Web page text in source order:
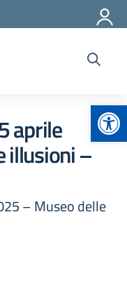
aprile
illusioni –
– Museo delle